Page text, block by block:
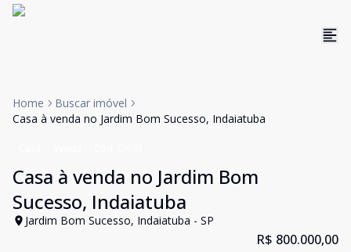
Home
Buscar imóvel
Casa à venda no Jardim Bom Sucesso, Indaiatuba
Casa à venda no Jardim Bom
Sucesso, Indaiatuba
Jardim Bom Sucesso, Indaiatuba - SP
R$ 800.000,00